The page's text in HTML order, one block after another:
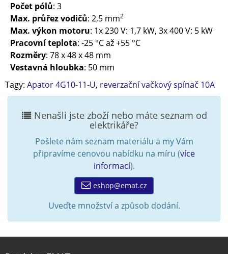
Počet pólů: 3
Max. průřez vodičů: 2,5 mm2
Max. výkon motoru: 1x 230 V: 1,7 kW, 3x 400 V: 5 kW
Pracovní teplota: -25 °C až +55 °C
Rozměry: 78 x 48 x 48 mm
Vestavná hloubka: 50 mm
Tagy: Apator 4G10-11-U, reverzační vačkový spínač 10A
Nenašli jste zboží nebo máte seznam od
elektrikáře?
Pošlete nám seznam materiálu a my Vám
připravíme cenovou nabídku na míru (více
informací).
eshop@emat.cz
Uveďte množství a způsob dodání.